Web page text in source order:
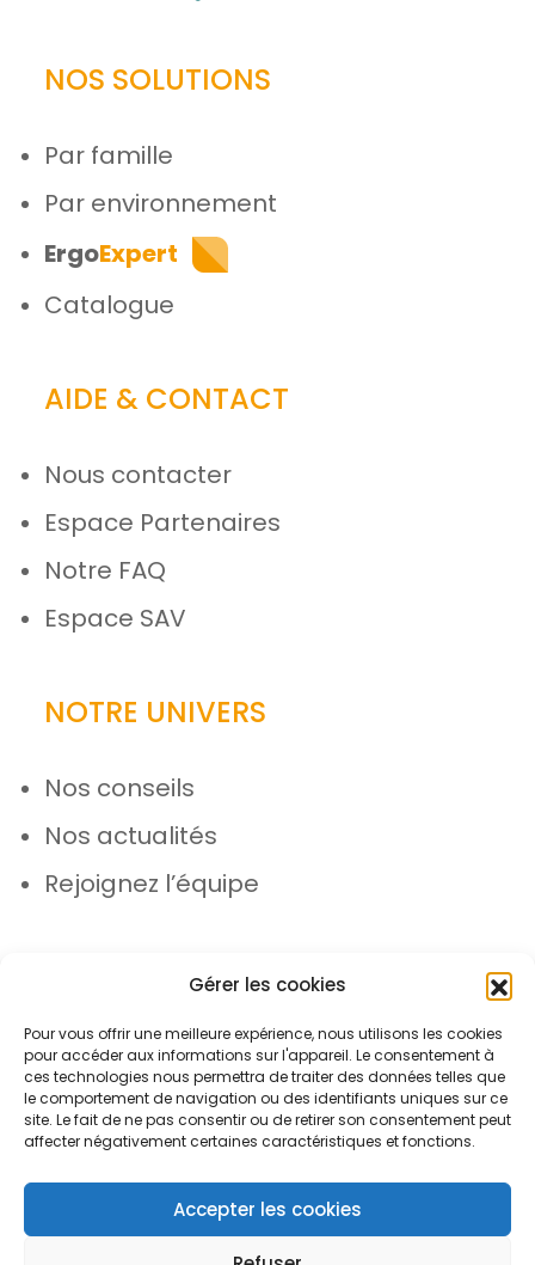
Gérer les cookies
Pour vous offrir une meilleure expérience, nous utilisons les cookies
pour accéder aux informations sur l'appareil. Le consentement à
ces technologies nous permettra de traiter des données telles que
le comportement de navigation ou des identifiants uniques sur ce
site. Le fait de ne pas consentir ou de retirer son consentement peut
affecter négativement certaines caractéristiques et fonctions.
Accepter les cookies
NOS SOLUTIONS
Par famille
Par environnement
ErgoExpert
Catalogue
AIDE & CONTACT
Nous contacter
Espace Partenaires
Notre FAQ
Espace SAV
NOTRE UNIVERS
Nos conseils
Nos actualités
Rejoignez l’équipe
© Azergo 2026 - Tous droits réservés
Protection des données